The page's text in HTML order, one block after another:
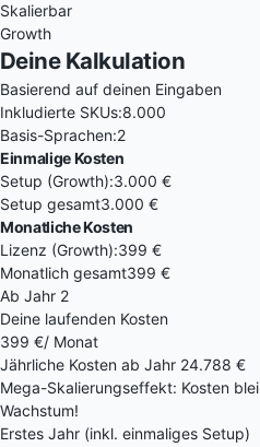
Skalierbar
Growth
Deine Kalkulation
Basierend auf deinen Eingaben
Inkludierte SKUs:8.000
Basis-Sprachen:2
Einmalige Kosten
Setup (Growth):3.000 €
Setup gesamt3.000 €
Monatliche Kosten
Lizenz (Growth):399 €
Monatlich gesamt399 €
Ab Jahr 2
Deine laufenden Kosten
399 €/ Monat
Jährliche Kosten ab Jahr 24.788 €
Mega-Skalierungseffekt: Kosten
Wachstum!
Erstes Jahr (inkl. einmaliges Setup)